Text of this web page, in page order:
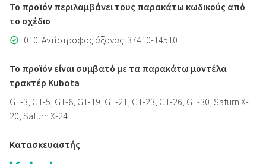
Το προϊόν περιλαμβάνει τους παρακάτω κωδικούς από
το σχέδιο
010. Αντίστροφος άξονας: 37410-14510
Το προϊόν είναι συμβατό με τα παρακάτω μοντέλα
τρακτέρ Kubota
GT-3, GT-5, GT-8, GT-19, GT-21, GT-23, GT-26, GT-30, Saturn X-
20, Saturn X-24
Κατασκευαστής